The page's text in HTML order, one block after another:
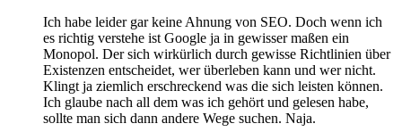
Ich habe leider gar keine Ahnung von SEO. Doch wenn ich
es richtig verstehe ist Google ja in gewisser maßen ein
Monopol. Der sich wirkürlich durch gewisse Richtlinien über
Existenzen entscheidet, wer überleben kann und wer nicht.
Klingt ja ziemlich erschreckend was die sich leisten können.
Ich glaube nach all dem was ich gehört und gelesen habe,
sollte man sich dann andere Wege suchen. Naja.